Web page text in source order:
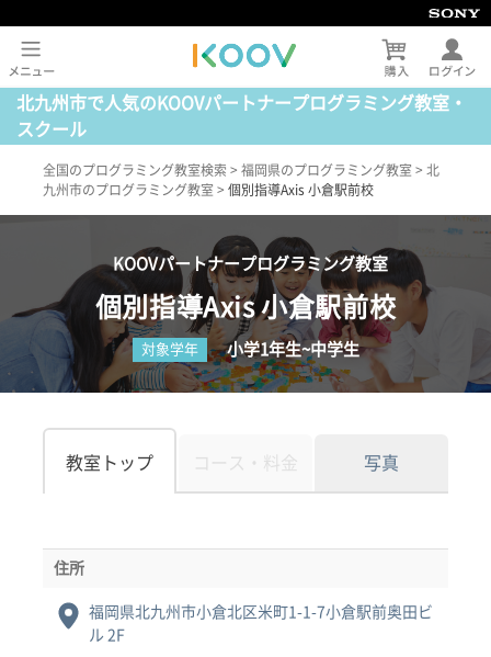
北九州市で人気のKOOVパートナープログラミング教室・
スクール
全国のプログラミング教室検索 > 福岡県のプログラミング教室 > 北
九州市のプログラミング教室 > 個別指導Axis 小倉駅前校
KOOVパートナープログラミング教室
個別指導Axis 小倉駅前校
対象学年 小学1年生~中学生
教室トップ コース・料金 写真
住所
福岡県北九州市小倉北区米町1-1-7小倉駅前奥田ビ
ル 2F